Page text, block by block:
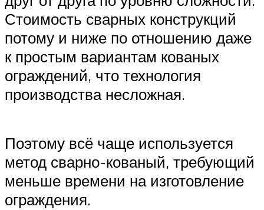
Стоимость сварных конструкций
потому и ниже по отношению даже
к простым вариантам кованых
ограждений, что технология
производства несложная.
Поэтому всё чаще используется
метод сварно-кованый, требующий
меньше времени на изготовление
ограждения.